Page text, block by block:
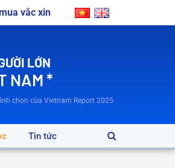
vắc xin
LỚN
NAM *
chọn của Vietnam Report 2025
Tin tức